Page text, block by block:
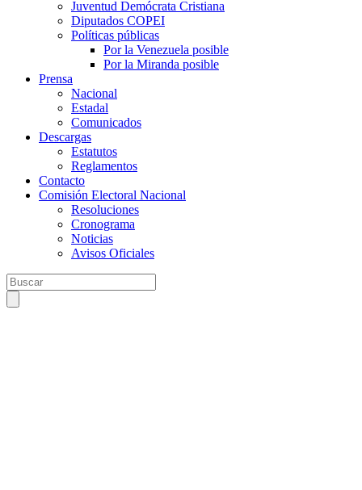
Juventud Demócrata Cristiana
Diputados COPEI
Políticas públicas
Por la Venezuela posible
Por la Miranda posible
Prensa
Nacional
Estadal
Comunicados
Descargas
Estatutos
Reglamentos
Contacto
Comisión Electoral Nacional
Resoluciones
Cronograma
Noticias
Avisos Oficiales